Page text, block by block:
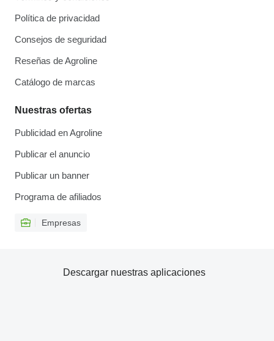
Política de privacidad
Consejos de seguridad
Reseñas de Agroline
Catálogo de marcas
Nuestras ofertas
Publicidad en Agroline
Publicar el anuncio
Publicar un banner
Programa de afiliados
Empresas
Descargar nuestras aplicaciones